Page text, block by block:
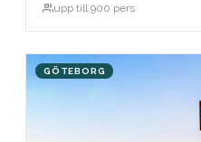
upp till 900 pers.
GÖTEBORG